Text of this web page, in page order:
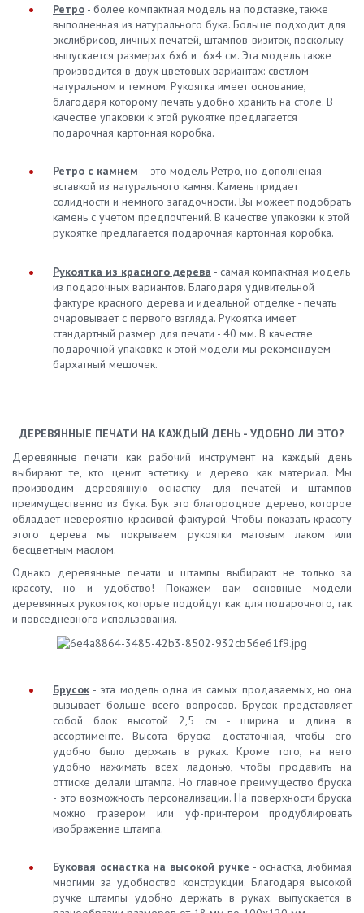
Ретро - более компактная модель на подставке, также
выполненная из натурального бука. Больше подходит для
экслибрисов, личных печатей, штампов-визиток, поскольку
выпускается размерах 6х6 и 6х4 см. Эта модель также
производится в двух цветовых вариантах: светлом
натуральном и темном. Рукоятка имеет основание,
благодаря которому печать удобно хранить на столе. В
качестве упаковки к этой рукоятке предлагается
подарочная картонная коробка.
Ретро с камнем - это модель Ретро, но дополненая
вставкой из натурального камня. Камень придает
солидности и немного загадочности. Вы можеет подобрать
камень с учетом предпочтений. В качестве упаковки к этой
рукоятке предлагается подарочная картонная коробка.
Рукоятка из красного дерева - самая компактная модель
из подарочных вариантов. Благодаря удивительной
фактуре красного дерева и идеальной отделке - печать
очаровывает с первого взгляда. Рукоятка имеет
стандартный размер для печати - 40 мм. В качестве
подарочной упаковке к этой модели мы рекомендуем
бархатный мешочек.
ДЕРЕВЯННЫЕ ПЕЧАТИ НА КАЖДЫЙ ДЕНЬ - УДОБНО ЛИ ЭТО?
Деревянные печати как рабочий инструмент на каждый день
выбирают те, кто ценит эстетику и дерево как материал. Мы
производим деревянную оснастку для печатей и штампов
преимущественно из бука. Бук это благородное дерево, которое
обладает невероятно красивой фактурой. Чтобы показать красоту
этого дерева мы покрываем рукоятки матовым лаком или
бесцветным маслом.
Однако деревянные печати и штампы выбирают не только за
красоту, но и удобство! Покажем вам основные модели
деревянных рукояток, которые подойдут как для подарочного, так
и повседневного использования.
Брусок - эта модель одна из самых продаваемых, но она
вызывает больше всего вопросов. Брусок представляет
собой блок высотой 2,5 см - ширина и длина в
ассортименте. Высота бруска достаточная, чтобы его
удобно было держать в руках. Кроме того, на него
удобно нажимать всех ладонью, чтобы продавить на
оттиске делали штампа. Но главное преимущество бруска
- это возможность персонализации. На поверхности бруска
можно гравером или уф-принтером продублировать
изображение штампа.
Буковая оснастка на высокой ручке - оснастка, любимая
многими за удобноство конструкции. Благодаря высокой
ручке штампы удобно держать в руках. выпускается в